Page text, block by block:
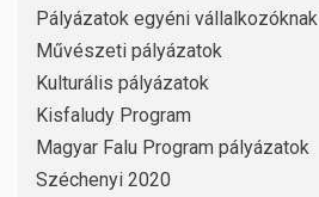
Pályázatok egyéni vállalkozóknak
Művészeti pályázatok
Kulturális pályázatok
Kisfaludy Program
Magyar Falu Program pályázatok
Széchenyi 2020